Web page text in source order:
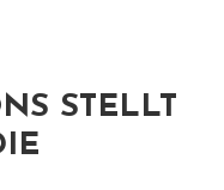
STELLT